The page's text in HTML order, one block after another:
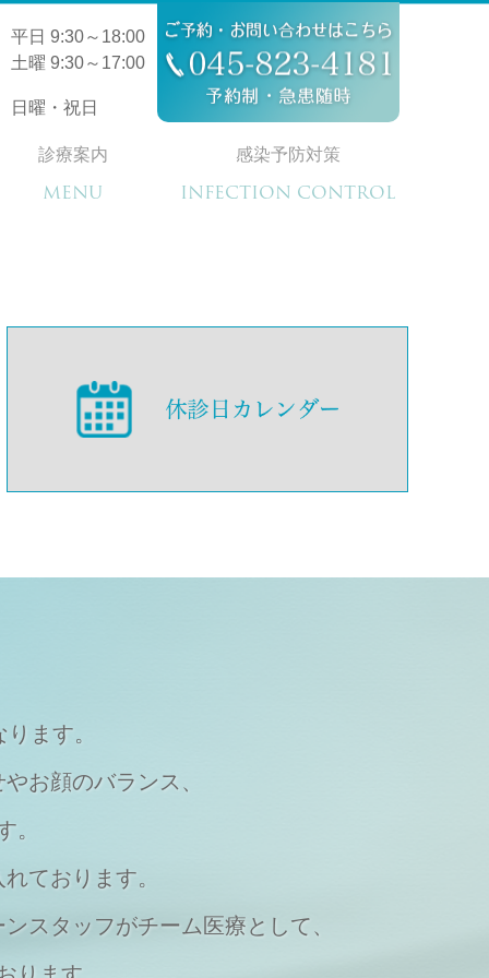
平日 9:30～18:00
土曜 9:30～17:00
日曜・祝日
診療案内
MENU
感染予防対策
INFECTION CONTROL
ます。
お顔のバランス、
。
ております。
スタッフがチーム医療として、